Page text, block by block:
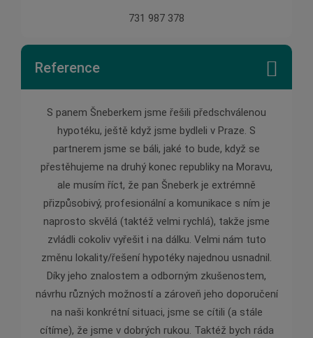
731 987 378
Reference
S panem Šneberkem jsme řešili předschválenou
hypotéku, ještě když jsme bydleli v Praze. S
partnerem jsme se báli, jaké to bude, když se
přestěhujeme na druhý konec republiky na Moravu,
ale musím říct, že pan Šneberk je extrémně
přizpůsobivý, profesionální a komunikace s ním je
naprosto skvělá (taktéž velmi rychlá), takže jsme
zvládli cokoliv vyřešit i na dálku. Velmi nám tuto
změnu lokality/řešení hypotéky najednou usnadnil.
Díky jeho znalostem a odborným zkušenostem,
návrhu různých možností a zároveň jeho doporučení
na naši konkrétní situaci, jsme se cítili (a stále
cítíme), že jsme v dobrých rukou. Taktéž bych ráda